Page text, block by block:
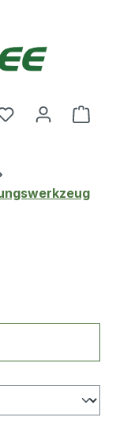
Du hast 0